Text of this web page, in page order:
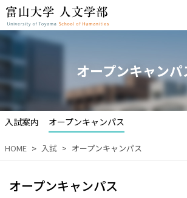
オープンキャンパ
入試案内 オープンキャンパス
HOME 入試 オープンキャンパス
オープンキャンパス